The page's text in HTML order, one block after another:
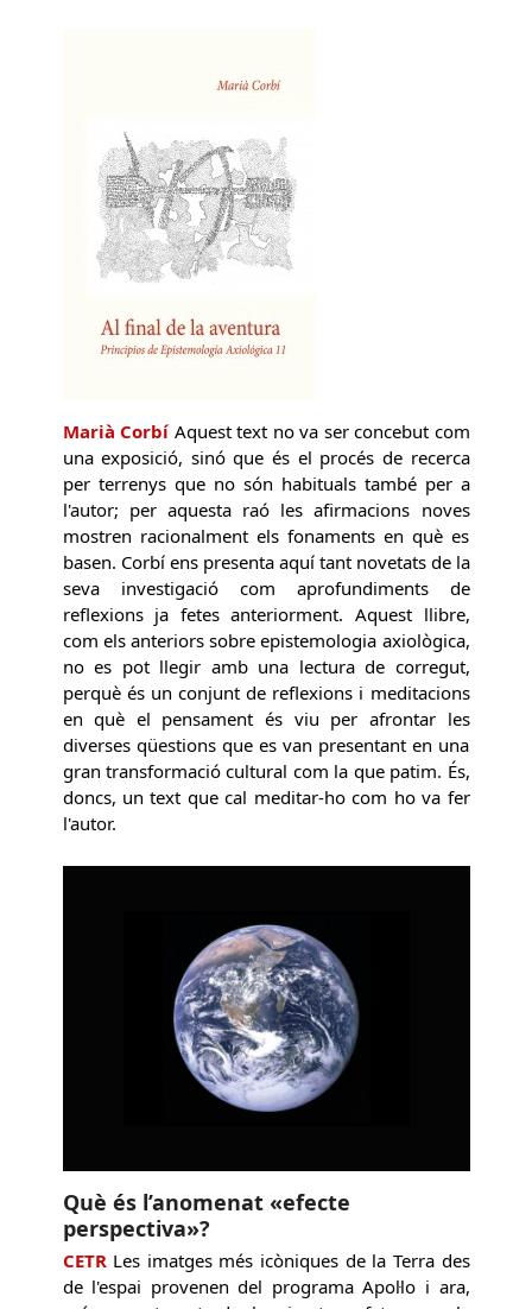
Marià Corbí Aquest text no va ser concebut com
una exposició, sinó que és el procés de recerca
per terrenys que no són habituals també per a
l'autor; per aquesta raó les afirmacions noves
mostren racionalment els fonaments en què es
basen. Corbí ens presenta aquí tant novetats de la
seva investigació com aprofundiments de
reflexions ja fetes anteriorment. Aquest llibre,
com els anteriors sobre epistemologia axiològica,
no es pot llegir amb una lectura de corregut,
perquè és un conjunt de reflexions i meditacions
en què el pensament és viu per afrontar les
diverses qüestions que es van presentant en una
gran transformació cultural com la que patim. És,
doncs, un text que cal meditar-ho com ho va fer
l'autor.
Què és l’anomenat «efecte
perspectiva»?
CETRLes imatges més icòniques de la Terra des
de l'espai provenen del programa Apol·lo i ara,